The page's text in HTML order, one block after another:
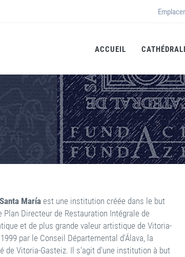
ACCUEIL
María est une institution créée dans le but
Plan Directeur de Restauration Intégrale de
et de plus grande valeur artistique de Vitoria-
par le Conseil Départemental d'Álava, la
de Vitoria-Gasteiz. Il s'agit d'une institution à but